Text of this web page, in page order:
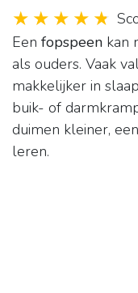
Een fopspeen kan
als ouders. Vaak
makkelijker in
buik- of
duimen kleiner,
leren.